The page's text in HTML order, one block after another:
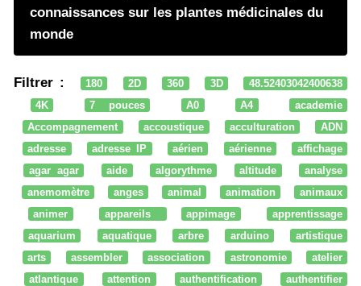
connaissances sur les plantes médicinales du
monde
Filtrer : 180 2D 360 3D
48.52403042400638
4K
7 pouces A0 A4
academie
Accompagnement
accoustique acculturation
ADN
adresse
adresse IP aérien aérienne
affichage
agar agar
aide algorythme altitude
analyse
anemomètre
anges animal animation
animaux
animer
appareils appimage
apprentissage
aquarium
aquatique arbre arduino
artistique
arts
assembler association astronomie
atelier
atlantique
attention authentification
authentifier